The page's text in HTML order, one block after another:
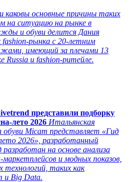
каковы основные причины таких
на ситуацию на рынке в
и обуви делится Дания
fashion-рынка с 20-летним
имеющий за плечами 13
Russia и fashion-ритейле.
представили подборку
лето 2026 Итальянская
Micam представляет «Гид
2026», разработанный
на основе анализа
и модных показов,
таких как
и Big Data.